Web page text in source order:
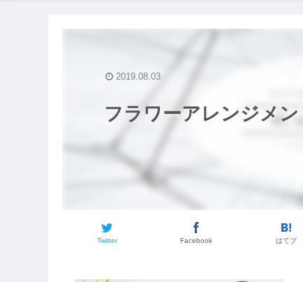
フラワーアレンジメン
Twitter Facebook はてブ
2019.08.03